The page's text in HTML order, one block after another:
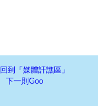
回到「媒體訐譙區」
下一則Goo